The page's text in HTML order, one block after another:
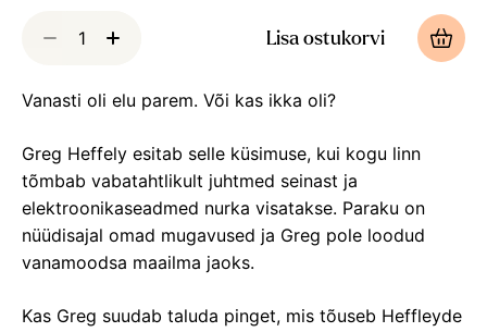
Lisa ostukorvi
Vanasti oli elu parem. Või kas ikka oli?
Greg Heffely esitab selle küsimuse, kui kogu linn
tõmbab vabatahtlikult juhtmed seinast ja
elektroonikaseadmed nurka visatakse. Paraku on
nüüdisajal omad mugavused ja Greg pole loodud
vanamoodsa maailma jaoks.
Kas Greg suudab taluda pinget, mis tõuseb Heffleyde